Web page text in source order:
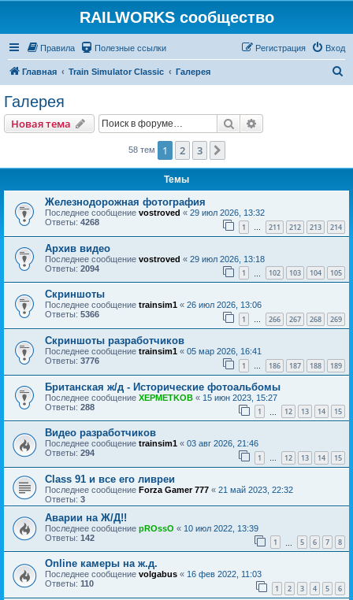
RAILWORKS сообщество
Правила Полезные ссылки Вход
Регистрация
Главная Train Simulator Classic Галерея
Галерея
Новая тема Поиск
58 тем 1 2 3
Темы
Железнодорожная фотография
Последнее сообщение vostroved « 29 июл 2026, 13:32
Ответы: 4268 1 … 211 212 213 214
Архив видео
Последнее сообщение vostroved « 29 июл 2026, 13:18
Ответы: 2094 1 102 103 104 105
Скриншоты
Последнее сообщение trainsim1 « 26 июл 2026, 13:06
Ответы: 5366 1 … 266 267 268 269
Скриншоты разработчиков
Последнее сообщение trainsim1 « 05 мар 2026, 16:41
Ответы: 3776 1 … 186 187 188 189
Британская ж/д - Исторические фотоальбомы
Последнее сообщение XEPMETKOB « 15 июн 2023, 15:27
Ответы: 288 1 12 13 14 15
Видео разработчиков
Последнее сообщение trainsim1 « 03 авг 2026, 21:46
Ответы: 294 1 … 12 13 14 15
Class 91 и все его ливреи
Последнее сообщение Forza Gamer 777 « 21 май 2023, 22:32
Ответы: 3
Аварии на Ж/Д!!
Последнее сообщение pROssO « 10 июл 2022, 13:39
Ответы: 142 1 5 6 7 8
Online камеры на ж.д.
Последнее сообщение volgabus « 16 фев 2022, 11:03
Ответы: 110 1 2 3 4 5 6